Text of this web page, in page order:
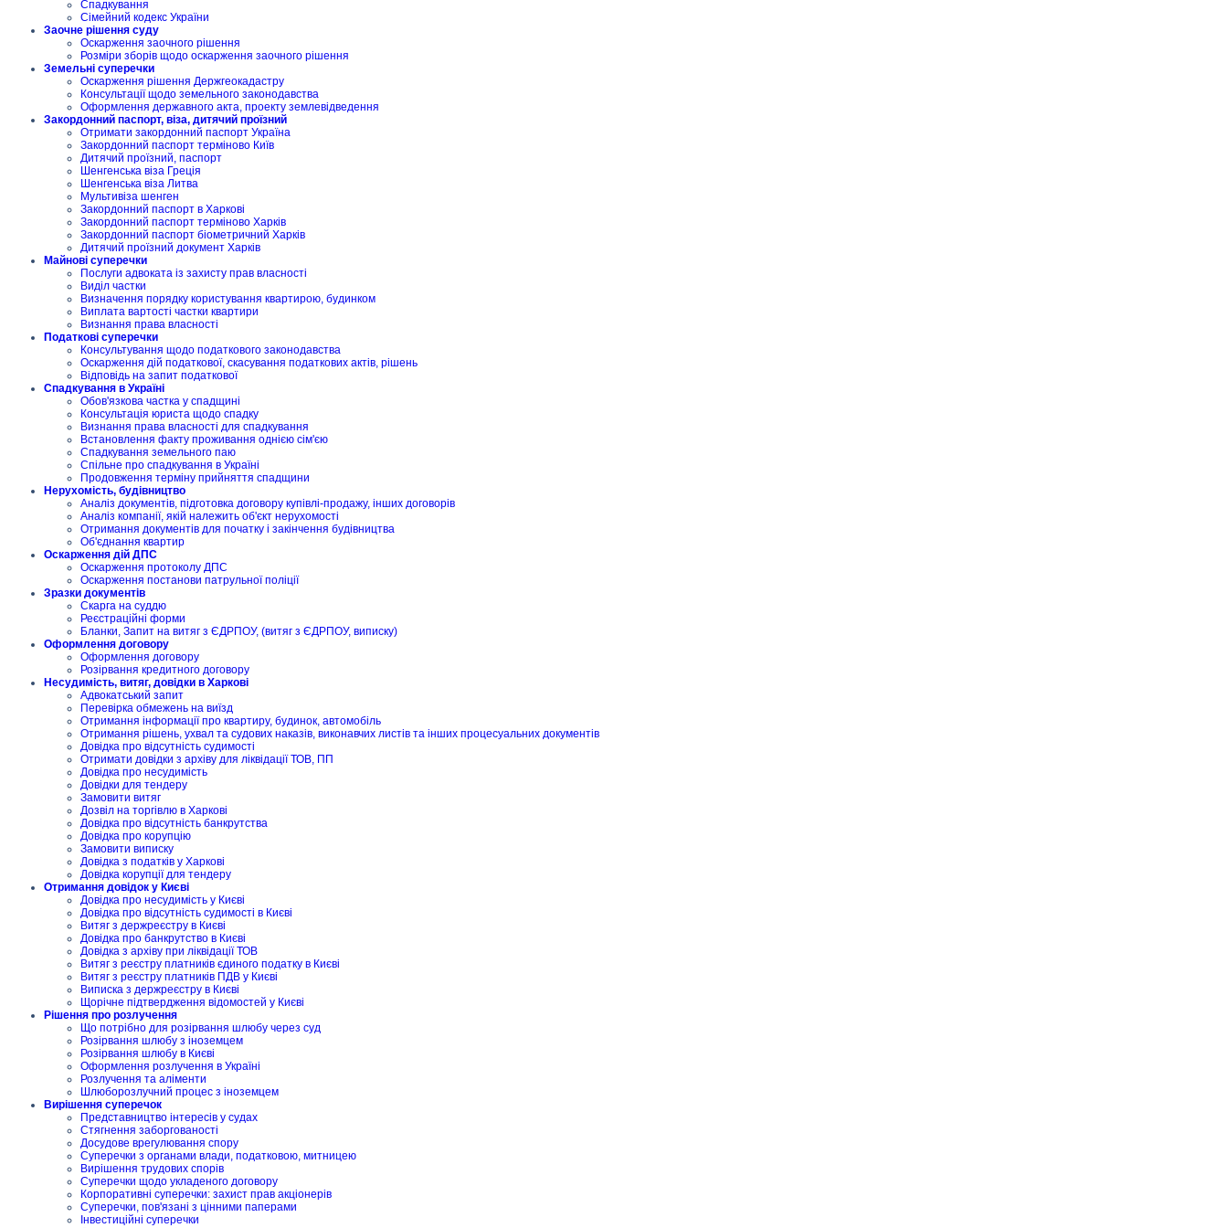
Спадкування
Сімейний кодекс України
Заочне рішення суду
Оскарження заочного рішення
Розміри зборів щодо оскарження заочного рішення
Земельні суперечки
Оскарження рішення Держгеокадастру
Консультації щодо земельного законодавства
Оформлення державного акта, проекту землевідведення
Закордонний паспорт, віза, дитячий проїзний
Отримати закордонний паспорт Україна
Закордонний паспорт терміново Київ
Дитячий проїзний, паспорт
Шенгенська віза Греція
Шенгенська віза Литва
Мультивіза шенген
Закордонний паспорт в Харкові
Закордонний паспорт терміново Харків
Закордонний паспорт біометричний Харків
Дитячий проїзний документ Харків
Майнові суперечки
Послуги адвоката із захисту прав власності
Виділ частки
Визначення порядку користування квартирою, будинком
Виплата вартості частки квартири
Визнання права власності
Податкові суперечки
Консультування щодо податкового законодавства
Оскарження дій податкової, скасування податкових актів, рішень
Відповідь на запит податкової
Спадкування в Україні
Обов'язкова частка у спадщині
Консультація юриста щодо спадку
Визнання права власності для спадкування
Встановлення факту проживання однією сім'єю
Спадкування земельного паю
Спільне про спадкування в Україні
Продовження терміну прийняття спадщини
Нерухомість, будівництво
Аналіз документів, підготовка договору купівлі-продажу, інших договорів
Аналіз компанії, якій належить об'єкт нерухомості
Отримання документів для початку і закінчення будівництва
Об'єднання квартир
Оскарження дій ДПС
Оскарження протоколу ДПС
Оскарження постанови патрульної поліції
Зразки документів
Скарга на суддю
Реєстраційні форми
Бланки, Запит на витяг з ЄДРПОУ, (витяг з ЄДРПОУ, виписку)
Оформлення договору
Оформлення договору
Розірвання кредитного договору
Несудимість, витяг, довідки в Харкові
Адвокатський запит
Перевірка обмежень на виїзд
Отримання інформації про квартиру, будинок, автомобіль
Отримання рішень, ухвал та судових наказів, виконавчих листів та інших процесуальних документів
Довідка про відсутність судимості
Отримати довідки з архіву для ліквідації ТОВ, ПП
Довідка про несудимість
Довідки для тендеру
Замовити витяг
Дозвіл на торгівлю в Харкові
Довідка про відсутність банкрутства
Довідка про корупцію
Замовити виписку
Довідка з податків у Харкові
Довідка корупції для тендеру
Отримання довідок у Києві
Довідка про несудимість у Києві
Довідка про відсутність судимості в Києві
Витяг з держреєстру в Києві
Довідка про банкрутство в Києві
Довідка з архіву при ліквідації ТОВ
Витяг з реєстру платників єдиного податку в Києві
Витяг з реєстру платників ПДВ у Києві
Виписка з держреєстру в Києві
Щорічне підтвердження відомостей у Києві
Рішення про розлучення
Що потрібно для розірвання шлюбу через суд
Розірвання шлюбу з іноземцем
Розірвання шлюбу в Києві
Оформлення розлучення в Україні
Розлучення та аліменти
Шлюборозлучний процес з іноземцем
Вирішення суперечок
Представництво інтересів у судах
Стягнення заборгованості
Досудове врегулювання спору
Суперечки з органами влади, податковою, митницею
Вирішення трудових спорів
Суперечки щодо укладеного договору
Корпоративні суперечки: захист прав акціонерів
Суперечки, пов'язані з цінними паперами
Інвестиційні суперечки